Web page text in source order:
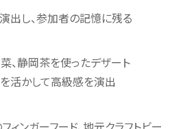
出し、参加者の記憶に残る
、静岡茶を使ったデザート
活かして高級感を演出